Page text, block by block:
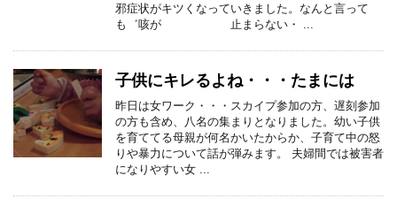
邪症状がキツくなっていきました。なんと言って
も゛咳が 止まらない・ ...
子供にキレるよね・・・たまには
昨日は女ワーク・・・スカイプ参加の方、遅刻参加
の方も含め、八名の集まりとなりました。幼い子供
を育ててる母親が何名かいたからか、子育て中の怒
りや暴力について話が弾みます。 夫婦間では被害者
になりやすい女 ...